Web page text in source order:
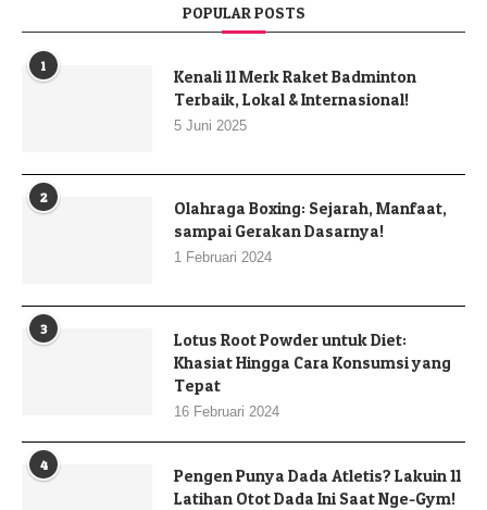
POPULAR POSTS
1
Kenali 11 Merk Raket Badminton
Terbaik, Lokal & Internasional!
5 Juni 2025
2
Olahraga Boxing: Sejarah, Manfaat,
sampai Gerakan Dasarnya!
1 Februari 2024
3
Lotus Root Powder untuk Diet:
Khasiat Hingga Cara Konsumsi yang
Tepat
16 Februari 2024
4
Pengen Punya Dada Atletis? Lakuin 11
Latihan Otot Dada Ini Saat Nge-Gym!